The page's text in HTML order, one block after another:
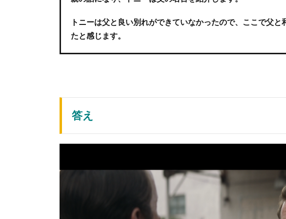
トニーは父と良い別れができていなかったので、ここで父
たと感じます。
答え